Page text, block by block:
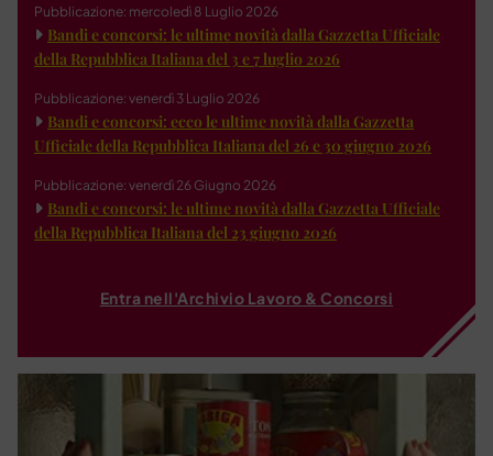
Pubblicazione: mercoledì 8 Luglio 2026
Bandi e concorsi: le ultime novità dalla Gazzetta Ufficiale
della Repubblica Italiana del 3 e 7 luglio 2026
Pubblicazione: venerdì 3 Luglio 2026
Bandi e concorsi: ecco le ultime novità dalla Gazzetta
Ufficiale della Repubblica Italiana del 26 e 30 giugno 2026
Pubblicazione: venerdì 26 Giugno 2026
Bandi e concorsi: le ultime novità dalla Gazzetta Ufficiale
della Repubblica Italiana del 23 giugno 2026
Entra nell'Archivio Lavoro & Concorsi